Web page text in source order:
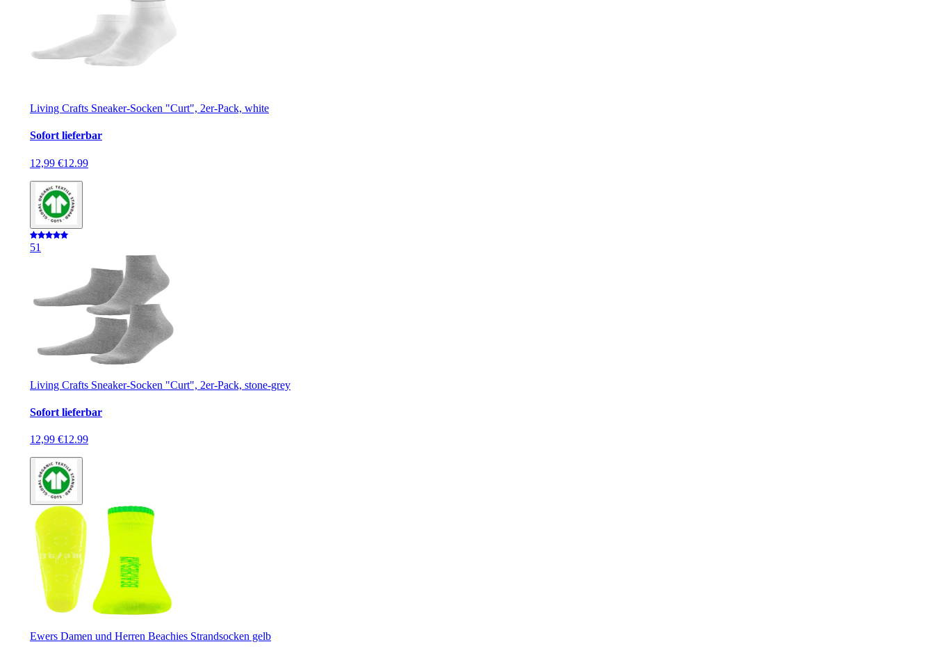
Living Crafts Sneaker-Socken "Curt", 2er-Pack, white
Sofort lieferbar
12,99 €12.99
51
Living Crafts Sneaker-Socken "Curt", 2er-Pack, stone-grey
Sofort lieferbar
12,99 €12.99
Ewers Damen und Herren Beachies Strandsocken gelb